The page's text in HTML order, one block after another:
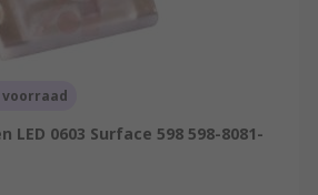
LED 0603 Surface 598 598-8081-